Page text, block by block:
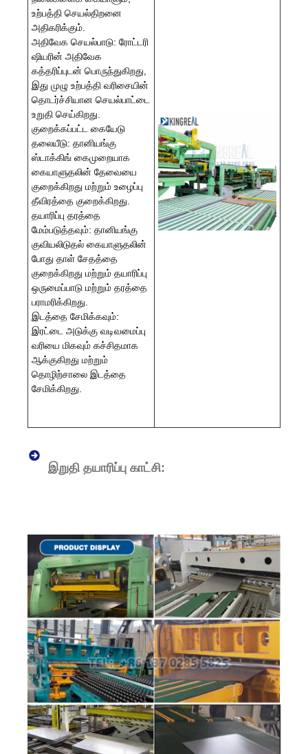
உற்பத்தி செயல்திறனை
அதிகரிக்கும்.
அதிவேக செயல்பாடு: ரோட்டரி
ஷியரின் அதிவேக
கத்தரிப்புடன் பொருந்துகிறது,
இது முழு உற்பத்தி வரிசையின்
தொடர்ச்சியான செயல்பாட்டை
உறுதி செய்கிறது.
குறைக்கப்பட்ட கையேடு
தலையீடு: தானியங்கு
ஸ்டாக்கிங் கைமுறையாக
கையாளுதலின் தேவையை
குறைக்கிறது மற்றும் உழைப்பு
தீவிரத்தை குறைக்கிறது.
தயாரிப்பு தரத்தை
மேம்படுத்தவும்: தானியங்கு
குவியலிடுதல் கையாளுதலின்
போது தாள் சேதத்தை
குறைக்கிறது மற்றும் தயாரிப்பு
ஒருமைப்பாடு மற்றும் தரத்தை
பராமரிக்கிறது.
இடத்தை சேமிக்கவும்:
இரட்டை அடுக்கு வடிவமைப்பு
வரியை மிகவும் கச்சிதமாக
ஆக்குகிறது மற்றும்
தொழிற்சாலை இடத்தை
சேமிக்கிறது.
இறுதி தயாரிப்பு காட்சி: